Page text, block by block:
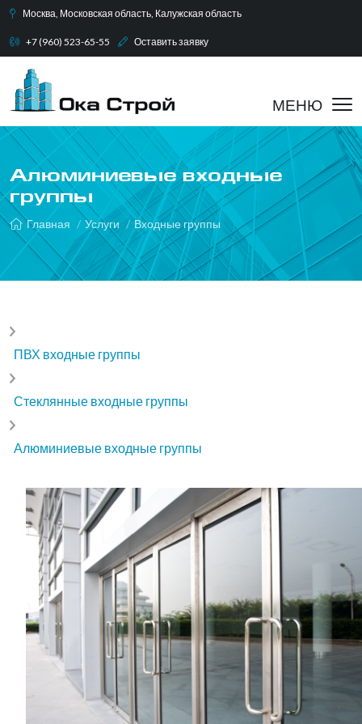
Москва, Московская область, Калужская область
+7 (960) 523-65-55 Оставить заявку
Алюминиевые входные
группы
Главная Услуги Входные группы
ПВХ входные группы
Стеклянные входные группы
Алюминиевые входные группы